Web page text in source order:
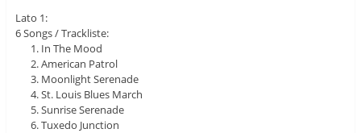
Lato 1:
6 Songs / Trackliste:
In The Mood
American Patrol
Moonlight Serenade
St. Louis Blues March
Sunrise Serenade
Tuxedo Junction